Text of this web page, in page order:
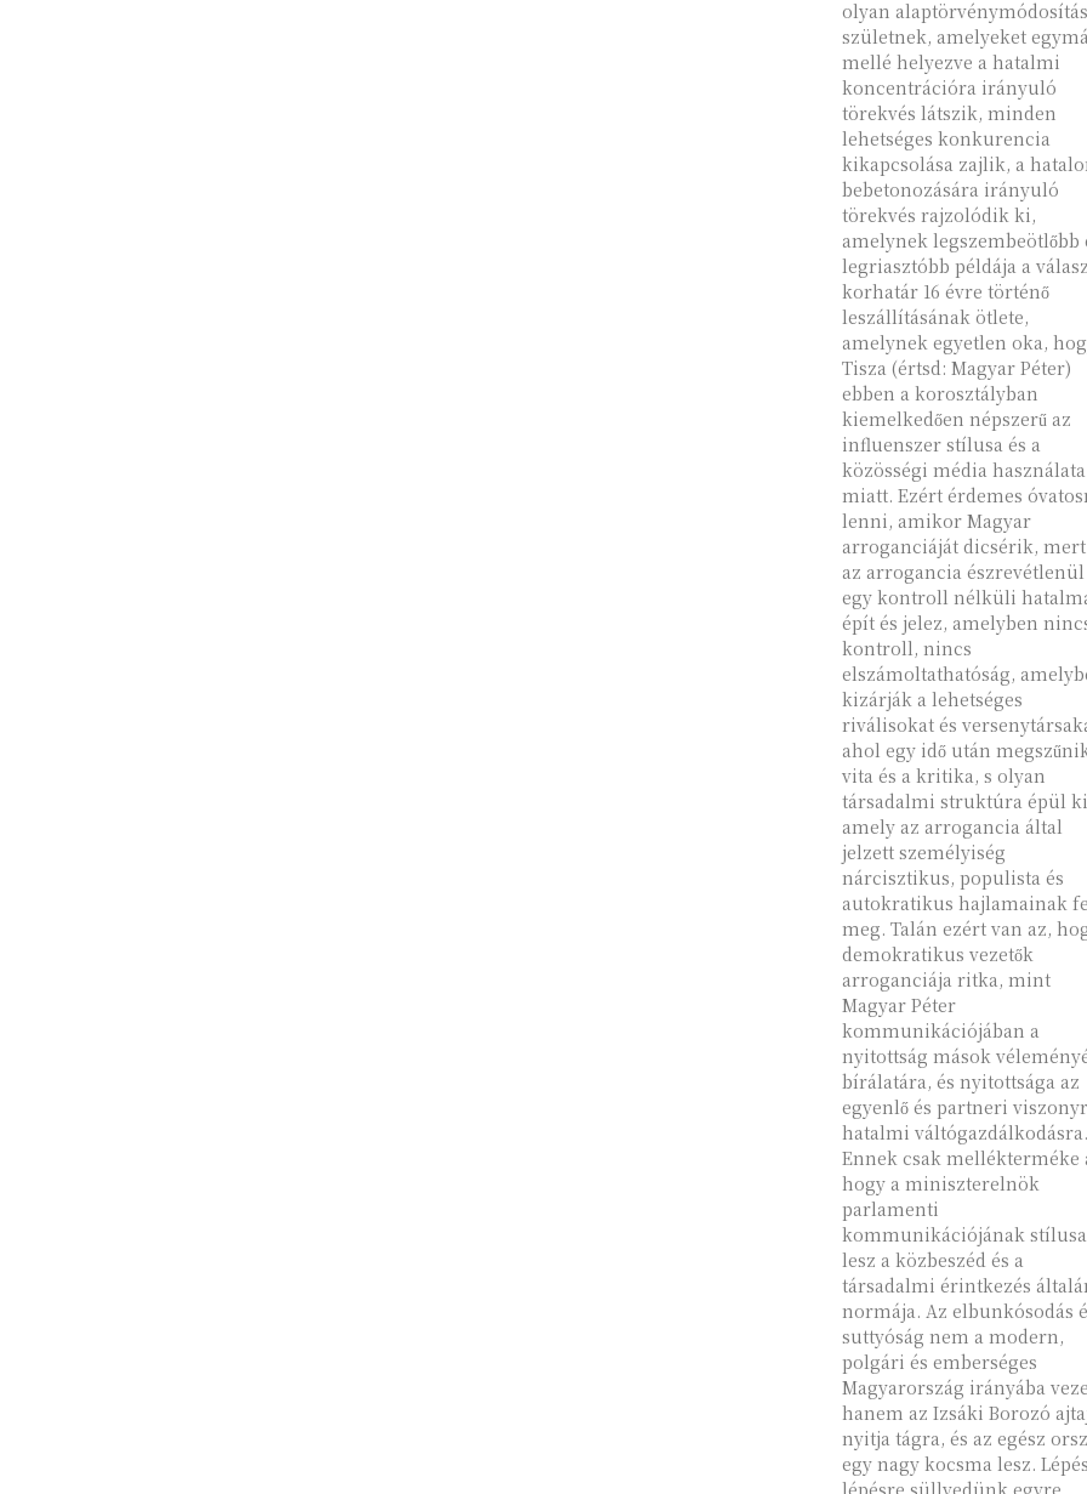
olyan
születnek, amelyeket
mellé helyezve a hatalmi
koncentrációra irányuló
törekvés látszik, minden
lehetséges konkurencia
kikapcsolása zajlik, a
bebetonozására irányuló
törekvés rajzolódik ki,
amelynek legszembeötlőbb
legriasztóbb példája a
korhatár 16 évre történő
leszállításának ötlete,
amelynek egyetlen oka,
Tisza (értsd: Magyar Péter)
ebben a korosztályban
kiemelkedően népszerű az
influenszer stílusa és a
közösségi média használata
miatt. Ezért érdemes óvatosnak
lenni, amikor Magyar
arroganciáját dicsérik, mert
az arrogancia észrevétlenül
egy kontroll nélküli
épít és jelez, amelyben
kontroll, nincs
elszámoltathatóság,
kizárják a lehetséges
riválisokat és
ahol egy idő után
vita és a kritika, s olyan
társadalmi struktúra épül
amely az arrogancia által
jelzett személyiség
nárcisztikus, populista és
autokratikus hajlamainak
meg. Talán ezért van az,
demokratikus vezetők
arroganciája ritka, mint
Magyar Péter
kommunikációjában a
nyitottság mások
bírálatára, és nyitottsága az
egyenlő és partneri
hatalmi váltógazdálkodásra.
Ennek csak mellékterméke
hogy a miniszterelnök
parlamenti
kommunikációjának stílusa
lesz a közbeszéd és a
társadalmi érintkezés
normája. Az elbunkósodás
suttyóság nem a modern,
polgári és emberséges
Magyarország irányába
hanem az Izsáki Borozó
nyitja tágra, és az egész
egy nagy kocsma lesz.
lépésre süllyedünk egyre